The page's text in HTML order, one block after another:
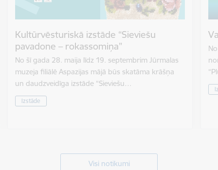
Kultūrvēsturiskā izstāde “Sieviešu
pavadone – rokassomiņa”
No šī gada 28. maija līdz 19. septembrim Jūrmalas
muzeja filiālē Aspazijas mājā būs skatāma krāšņa
un daudzveidīga izstāde “Sieviešu…
Izstāde
Visi notikumi